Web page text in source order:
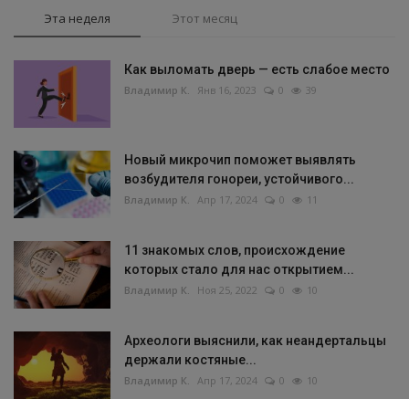
Эта неделя Этот месяц
Как выломать дверь — есть слабое место
Владимир К. Янв 16, 2023 0 39
Новый микрочип поможет выявлять
возбудителя гонореи, устойчивого...
Владимир К. Апр 17, 2024 0 11
11 знакомых слов, происхождение
которых стало для нас открытием...
Владимир К. Ноя 25, 2022 0 10
Археологи выяснили, как неандертальцы
держали костяные...
Владимир К. Апр 17, 2024 0 10